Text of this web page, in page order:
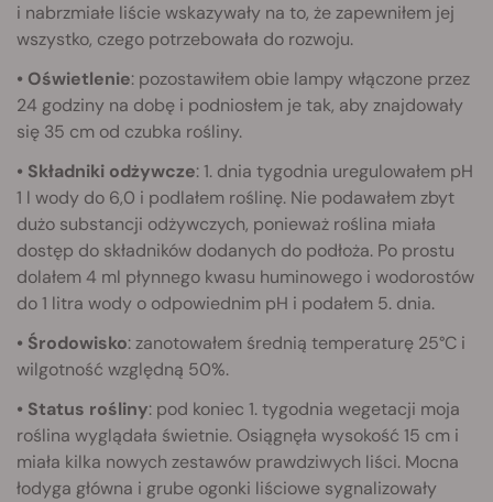
i nabrzmiałe liście wskazywały na to, że zapewniłem jej
wszystko, czego potrzebowała do rozwoju.
• Oświetlenie: pozostawiłem obie lampy włączone przez
24 godziny na dobę i podniosłem je tak, aby znajdowały
się 35 cm od czubka rośliny.
• Składniki odżywcze: 1. dnia tygodnia uregulowałem pH
1 l wody do 6,0 i podlałem roślinę. Nie podawałem zbyt
dużo substancji odżywczych, ponieważ roślina miała
dostęp do składników dodanych do podłoża. Po prostu
dolałem 4 ml płynnego kwasu huminowego i wodorostów
do 1 litra wody o odpowiednim pH i podałem 5. dnia.
• Środowisko: zanotowałem średnią temperaturę 25°C i
wilgotność względną 50%.
• Status rośliny: pod koniec 1. tygodnia wegetacji moja
roślina wyglądała świetnie. Osiągnęła wysokość 15 cm i
miała kilka nowych zestawów prawdziwych liści. Mocna
łodyga główna i grube ogonki liściowe sygnalizowały